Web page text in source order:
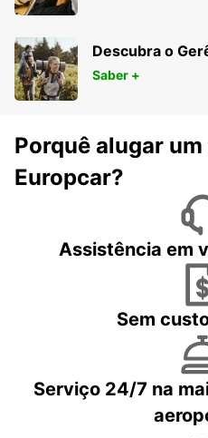
Descubra o
Saber +
Porquê alugar
Europcar?
Assistência em
Sem
Serviço 24/7 na